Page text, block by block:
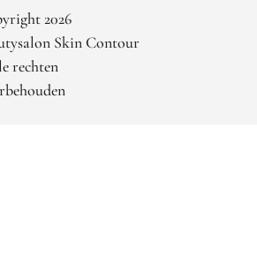
2026
Skin Contour
rechten